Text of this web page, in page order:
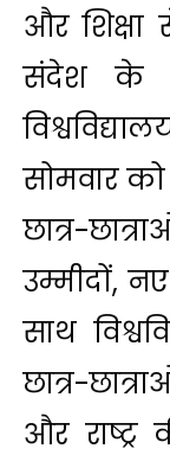
और शिक्षा
संदेश के
सोमवार
छात्र-
उम्मीदों,
साथ
छात्र-
और राष्ट्र